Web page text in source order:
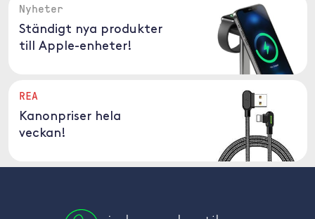
Nyheter
Ständigt nya produkter
till Apple-enheter!
REA
Kanonpriser hela
veckan!